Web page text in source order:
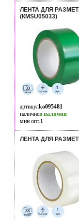
ЛЕНТА ДЛЯ
(КМSU05033)
артикулko095481
наличиев наличии
мин опт.1
ЛЕНТА ДЛЯ